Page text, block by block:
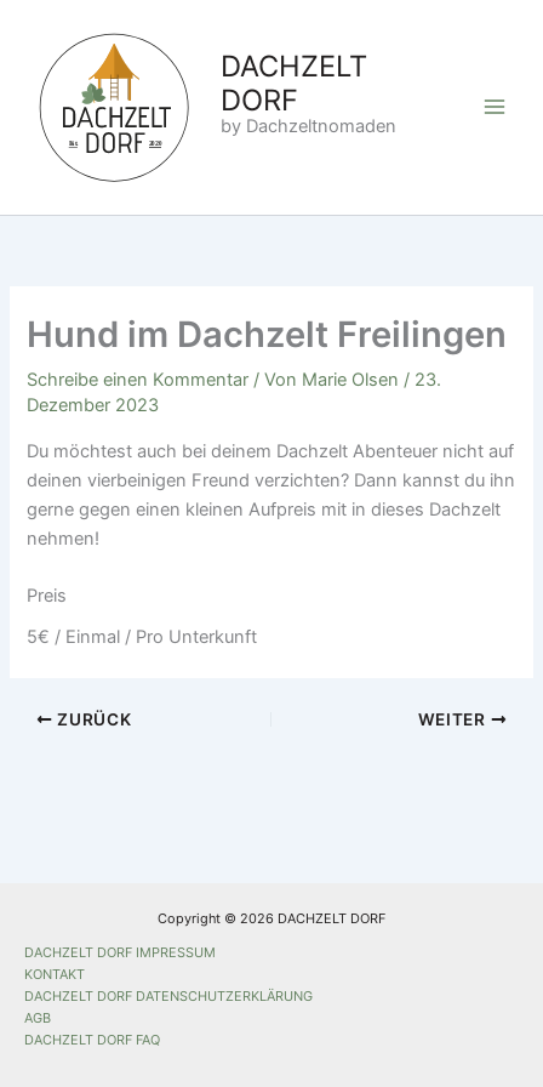
springen
DACHZELT
DORF
by Dachzeltnomaden
Hund im Dachzelt Freilingen
Schreibe einen Kommentar / Von Marie Olsen / 23.
Dezember 2023
Du möchtest auch bei deinem Dachzelt Abenteuer nicht auf
deinen vierbeinigen Freund verzichten? Dann kannst du ihn
gerne gegen einen kleinen Aufpreis mit in dieses Dachzelt
nehmen!
Preis
5€ / Einmal / Pro Unterkunft
ZURÜCK WEITER
Copyright © 2026 DACHZELT DORF
DACHZELT DORF IMPRESSUM
KONTAKT
DACHZELT DORF DATENSCHUTZERKLÄRUNG
AGB
DACHZELT DORF FAQ